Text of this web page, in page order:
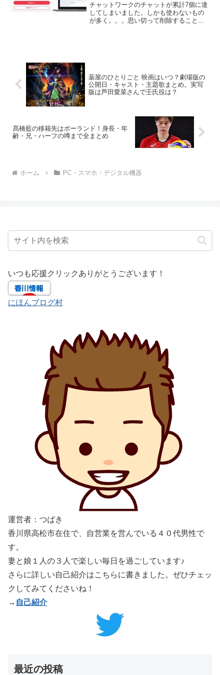
チャットワークのチャットが累計7個に達
してしまいました。しかも使わないもの
が多く。。。思い切って削除することに
薬屋のひとりごと 映画はいつ？劇場版の
公開日・キャスト・主題歌まとめ。実写
版は芦田愛菜さんで壬氏役は？
髙橋藍の移籍先はポーランド！身長・年
齢・兄・ハーフの噂まで全まとめ
ホーム PC・スマホ・デジタル機器
いつも応援クリックありがとうございます！
にほんブログ村
運営者：つばき
香川県高松市在住で、自営業を営んでいる４０代男性で
す。
妻と娘１人の３人で楽しい毎日を過ごしています♪
さらに詳しい自己紹介はこちらに書きました。ぜひチェッ
クしてみてくださいね！
→ 自己紹介
最近の投稿